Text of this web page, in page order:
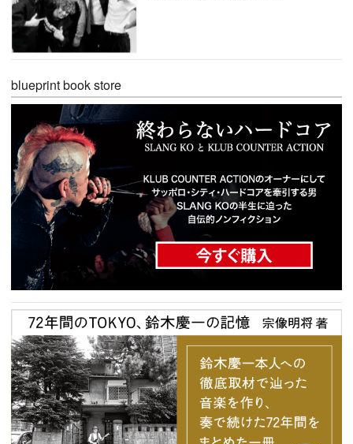
blueprint book store